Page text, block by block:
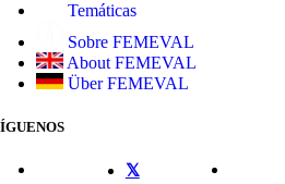
Temáticas
Sobre FEMEVAL
About FEMEVAL
Über FEMEVAL